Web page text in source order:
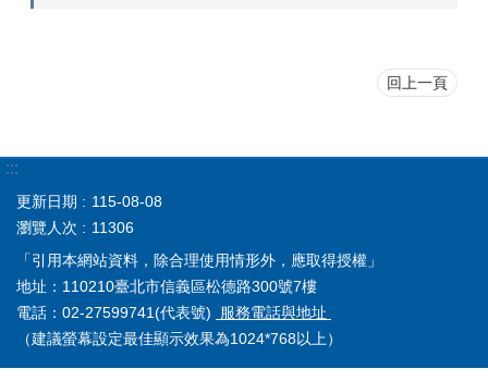
回上一頁
:::
更新日期
115-08-08
瀏覽人次
11306
「引用本網站資料，除合理使用情形外，應取得授權」
地址：110210臺北市信義區松德路300號7樓
電話：02-27599741(代表號)
服務電話與地址
（建議螢幕設定最佳顯示效果為1024*768以上）